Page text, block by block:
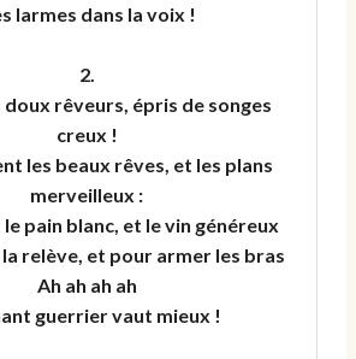
larmes dans la voix !
2.
rêveurs, épris de songes
creux !
les beaux rêves, et les plans
merveilleux :
pain blanc, et le vin généreux
relève, et pour armer les bras
Ah ah ah ah
guerrier vaut mieux !